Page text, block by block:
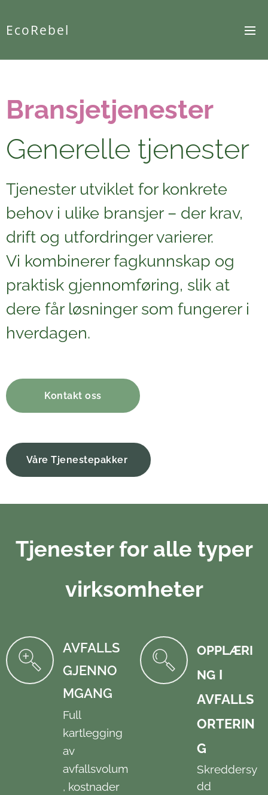
EcoRebel
Bransjetjenester
Generelle tjenester
Tjenester utviklet for konkrete
behov i ulike bransjer – der krav,
drift og utfordringer varierer.
Vi kombinerer fagkunnskap og
praktisk gjennomføring, slik at
dere får løsninger som fungerer i
hverdagen.
Kontakt oss
Våre Tjenestepakker
Tjenester for alle typer
virksomheter
AVFALLS
GJENNO
MGANG
Full
kartlegging
av
avfallsvolum
, kostnader
OPPLÆRI
NG I
AVFALLS
ORTERIN
G
Skreddersy
dd